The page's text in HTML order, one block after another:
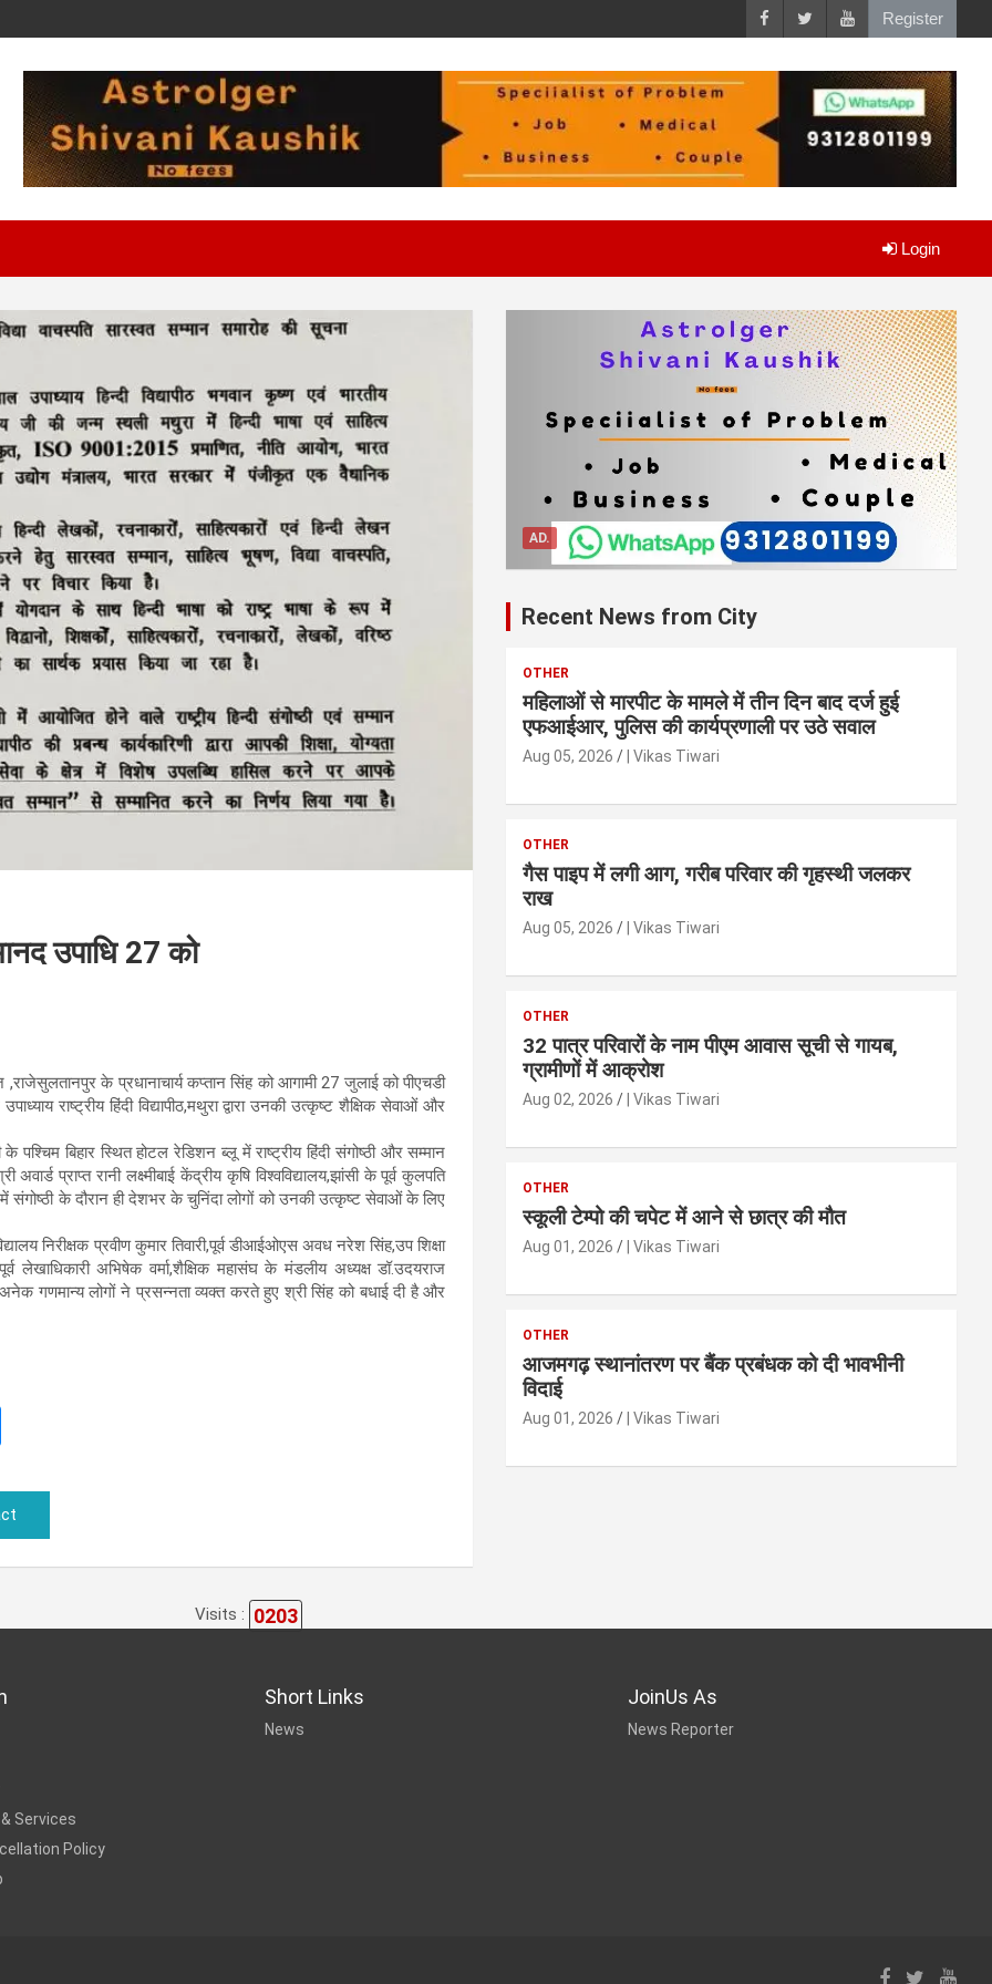
Register
Login
उपाधि 27 को
के प्रधानाचार्य कप्तान सिंह को आगामी 27 जुलाई को पीएचडी
राष्ट्रीय हिंदी विद्यापीठ,मथुरा द्वारा उनकी उत्कृष्ट शैक्षिक सेवाओं और
पश्चिम बिहार स्थित होटल रेडिशन ब्लू में राष्ट्रीय हिंदी संगोष्ठी और सम्मान
प्राप्त रानी लक्ष्मीबाई केंद्रीय कृषि विश्वविद्यालय,झांसी के पूर्व कुलपति
के दौरान ही देशभर के चुनिंदा लोगों को उनकी उत्कृष्ट सेवाओं के लिए
निरीक्षक प्रवीण कुमार तिवारी,पूर्व डीआईओएस अवध नरेश सिंह,उप शिक्षा
लेखाधिकारी अभिषेक वर्मा,शैक्षिक महासंघ के मंडलीय अध्यक्ष डॉ.उदयराज
गणमान्य लोगों ने प्रसन्नता व्यक्त करते हुए श्री सिंह को बधाई दी है और
AD.
Recent News from City
OTHER
महिलाओं से मारपीट के मामले में तीन दिन बाद दर्ज हुई
एफआईआर, पुलिस की कार्यप्रणाली पर उठे सवाल
Aug 05, 2026 | Vikas Tiwari
OTHER
गैस पाइप में लगी आग, गरीब परिवार की गृहस्थी जलकर
राख
Aug 05, 2026 | Vikas Tiwari
OTHER
32 पात्र परिवारों के नाम पीएम आवास सूची से गायब,
ग्रामीणों में आक्रोश
Aug 02, 2026 | Vikas Tiwari
OTHER
स्कूली टेम्पो की चपेट में आने से छात्र की मौत
Aug 01, 2026 | Vikas Tiwari
OTHER
आजमगढ़ स्थानांतरण पर बैंक प्रबंधक को दी भावभीनी
विदाई
Aug 01, 2026 | Vikas Tiwari
Visits : 0203
Services
Policy
Short Links
News
JoinUs As
News Reporter